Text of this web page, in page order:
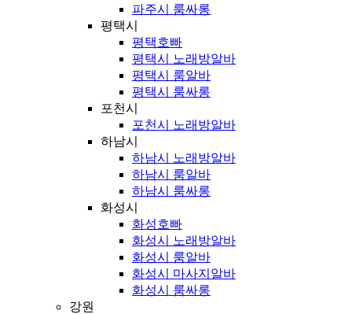
파주시 룸싸롱
평택시
평택호빠
평택시 노래방알바
평택시 룸알바
평택시 룸싸롱
포천시
포천시 노래방알바
하남시
하남시 노래방알바
하남시 룸알바
하남시 룸싸롱
화성시
화성호빠
화성시 노래방알바
화성시 룸알바
화성시 마사지알바
화성시 룸싸롱
강원